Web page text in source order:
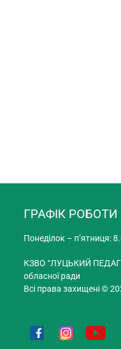
ГРАФІК РОБОТИ
Понеділок – п’ятниця:
КЗВО “ЛУЦЬКИЙ
обласної ради
Всі права захищені ©